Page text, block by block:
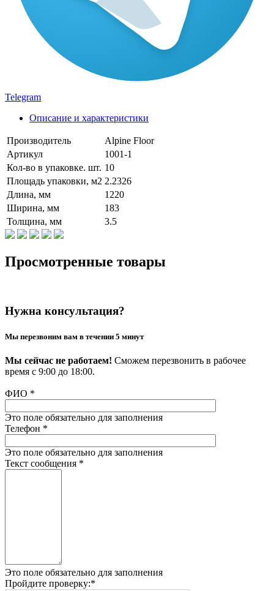
Telegram
Описание и характеристики
Производитель
Alpine Floor
Артикул
1001-1
Кол-во в упаковке. шт. 10
Площадь упаковки, м2 2.2326
Длина, мм
1220
Ширина, мм
183
Толщина, мм
3.5
Просмотренные товары
Нужна консультация?
Мы перезвоним вам в течении 5 минут
Мы сейчас не работаем! Сможем перезвонить в рабочее
время с 9:00 до 18:00.
ФИО *
Это поле обязательно для заполнения
Телефон *
Это поле обязательно для заполнения
Текст сообщения *
Это поле обязательно для заполнения
Пройдите проверку:*